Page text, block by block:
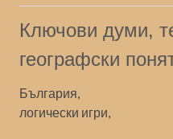
Ключови думи,
географски
България,
логически игри,